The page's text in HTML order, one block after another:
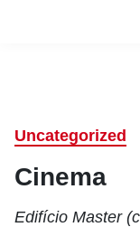
Uncategorized
Cinema
Edifício Master